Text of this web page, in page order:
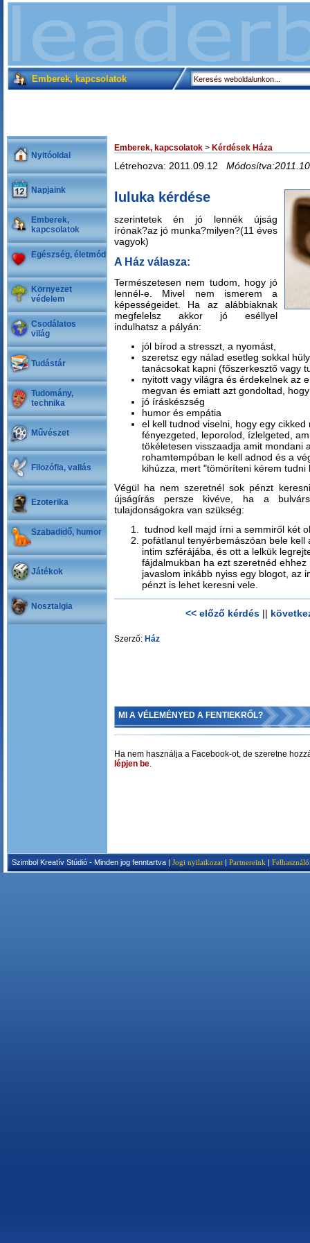
Emberek, kapcsolatok
Nyitóoldal
Napjaink
Emberek,
kapcsolatok
Egészség, életmód
Környezet
védelem
Csodálatos
világ
Tudástár
Tudomány,
technika
Művészet
Filozófia, vallás
Ezoterika
Szabadidő, humor
Játékok
Nosztalgia
Emberek, kapcsolatok > Kérdések Háza
Létrehozva: 2011.09.12
luluka kérdése
szerintetek én jó lennék újság
írónak?az jó munka?milyen?(11 éves
vagyok)
A Ház válasza:
Természetesen nem tudom, hogy jó
lennél-e. Mivel nem ismerem a
képességeidet. Ha az alábbiaknak
megfelelsz akkor jó eséllyel
indulhatsz a pályán:
jól bírod a stresszt, a nyomást,
szeretsz egy nálad esetleg sokkal
tanácsokat kapni (főszerkesztő vagy
nyitott vagy világra és érdekelnek az
megvan és emiatt azt gondoltad,
jó íráskészség
humor és empátia
el kell tudnod viselni, hogy egy cikked
fényezgeted, leporolod, ízlelgeted,
tökéletesen visszaadja amit mondani
rohamtempóban le kell adnod és a
kihúzza, mert "tömöríteni kérem tudni
Végül ha nem szeretnél sok pénzt
újságírás persze kivéve, ha a
tulajdonságokra van szükség:
tudnod kell majd írni a semmiről két
pofátlanul tenyérbemászóan bele kell
intim szférájába, és ott a lelkük
fájdalmukban ha ezt szeretnéd
javaslom inkább nyiss egy blogot, az
pénzt is lehet keresni vele.
<< előző kérdés||
Szerző: Ház
MI A VÉLEMÉNYED A FENTIEKRŐL?
Ha nem használja a Facebook-ot, de szeretne
lépjen be.
Szimbol Kreatív Stúdió - Minden jog fenntartva | Jogi nyilatkozat | Partnereink |